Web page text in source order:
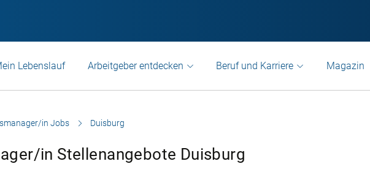
Lebenslauf Arbeitgeber entdecken Beruf und Karriere Magazin
in Jobs Duisburg
in Stellenangebote Duisburg